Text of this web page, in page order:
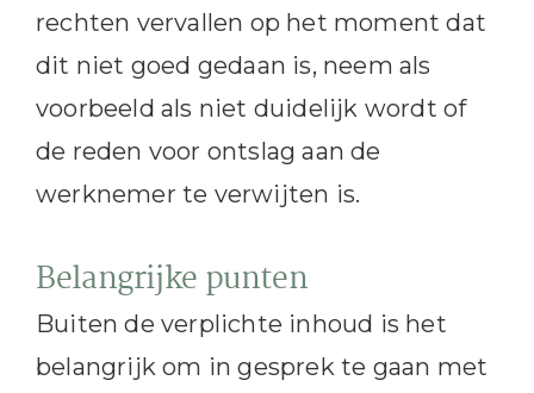
rechten vervallen op het moment dat
dit niet goed gedaan is, neem als
voorbeeld als niet duidelijk wordt of
de reden voor ontslag aan de
werknemer te verwijten is.
Belangrijke punten
Buiten de verplichte inhoud is het
belangrijk om in gesprek te gaan met